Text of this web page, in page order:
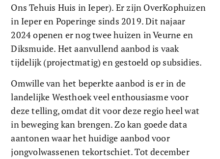
Ons Tehuis Huis in Ieper). Er zijn OverKophuizen
in Ieper en Poperinge sinds 2019. Dit najaar
2024 openen er nog twee huizen in Veurne en
Diksmuide. Het aanvullend aanbod is vaak
tijdelijk (projectmatig) en gestoeld op subsidies.
Omwille van het beperkte aanbod is er in de
landelijke Westhoek veel enthousiasme voor
deze telling, omdat dit voor deze regio heel wat
in beweging kan brengen. Zo kan goede data
aantonen waar het huidige aanbod voor
jongvolwassenen tekortschiet. Tot december